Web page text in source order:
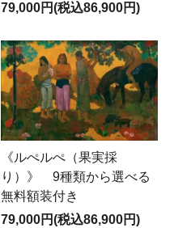
79,000円(税込86,900円)
《ルぺルぺ（果実採
り）》 9種類から選べる
無料額装付き
79,000円(税込86,900円)